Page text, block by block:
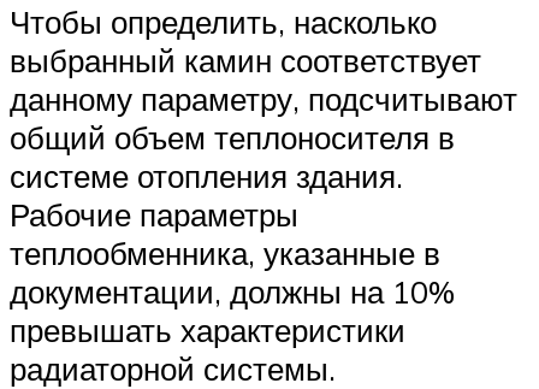
Чтобы определить, насколько
выбранный камин соответствует
данному параметру, подсчитывают
общий объем теплоносителя в
системе отопления здания.
Рабочие параметры
теплообменника, указанные в
документации, должны на 10%
превышать характеристики
радиаторной системы.